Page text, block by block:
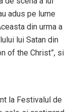
adus pe lume
din urma a
lui Satan din
of the Christ”, si
la Festivalul de